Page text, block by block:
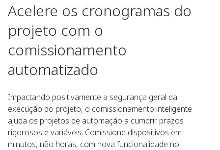
Acelere os cronogramas do
projeto com o
comissionamento
automatizado
Impactando positivamente a segurança geral da
execução do projeto, o comissionamento inteligente
ajuda os projetos de automação a cumprir prazos
rigorosos e variáveis. Comissione dispositivos em
minutos, não horas, com nova funcionalidade no